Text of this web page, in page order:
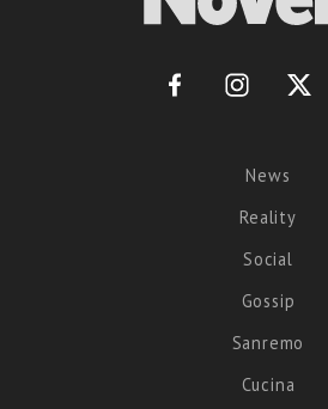
News
Reality
Social
Gossip
Sanremo
Cucina